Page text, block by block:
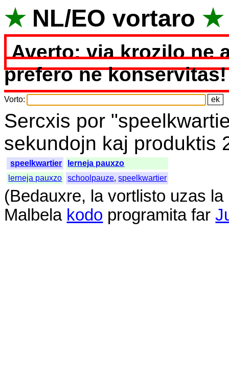
★ NL/EO vortaro ★
Averto: via krozilo ne
prefero ne konservitas!
Vorto:
Sercxis por "
sekundojn kaj produktis
speelkwartier
lerneja pauxzo
lerneja pauxzo
schoolpauze,speelkwartier
(Bedauxre, la vortlisto uzas la
Malbela kodo programita far